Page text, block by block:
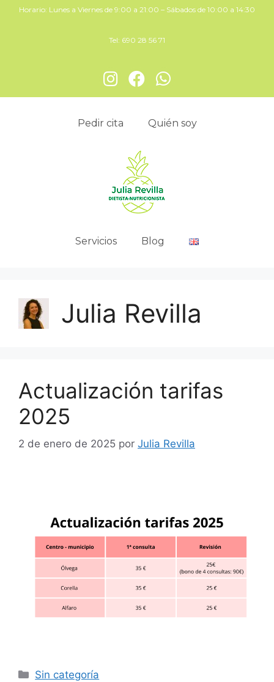
Horario: Lunes a Viernes de 9:00 a 21:00 – Sábados de 10:00 a 14:30
Tel: 690 28 56 71
Pedir cita Quién soy
Servicios Blog
Julia Revilla
Actualización tarifas
2025
2 de enero de 2025 por Julia Revilla
Sin categoría